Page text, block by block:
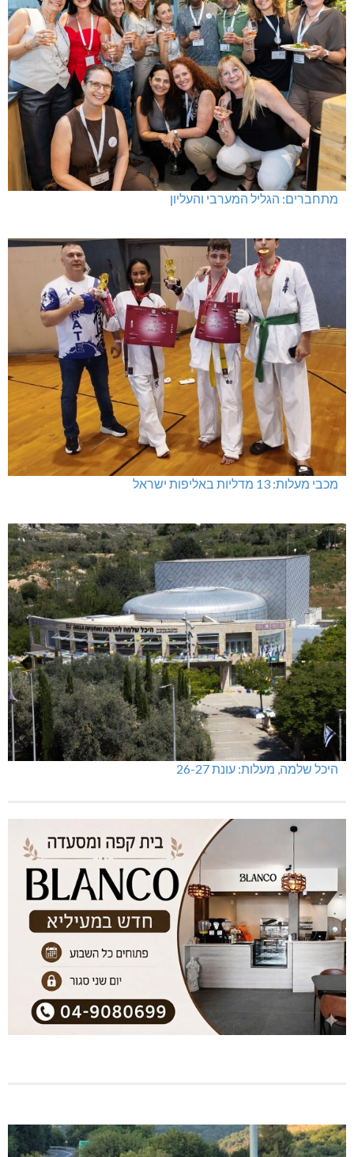
מתחברים: הגליל המערבי והעליון
מכבי מעלות: 13 מדליות באליפות ישראל
היכל שלמה, מעלות: עונת 26-27